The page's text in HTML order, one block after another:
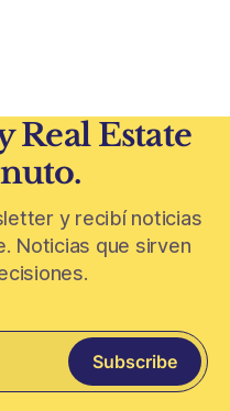
Real Estate
y recibí noticias
Noticias que sirven
Subscribe